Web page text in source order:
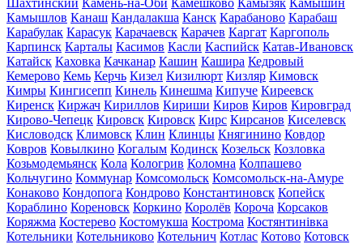
Шахтинский Камень-на-Оби Камешково Камызяк Камышин
Камышлов Канаш Кандалакша Канск Карабаново Карабаш
Карабулак Карасук Карачаевск Карачев Каргат Каргополь
Карпинск Карталы Касимов Касли Каспийск Катав-Ивановск
Катайск Каховка Качканар Кашин Кашира Кедровый
Кемерово Кемь Керчь Кизел Кизилюрт Кизляр Кимовск
Кимры Кингисепп Кинель Кинешма Кипуче Киреевск
Киренск Киржач Кириллов Кириши Киров Киров Кировград
Кирово-Чепецк Кировск Кировск Кирс Кирсанов Киселевск
Кисловодск Климовск Клин Клинцы Княгинино Ковдор
Ковров Ковылкино Когалым Кодинск Козельск Козловка
Козьмодемьянск Кола Кологрив Коломна Колпашево
Кольчугино Коммунар Комсомольск Комсомольск-на-Амуре
Конаково Кондопога Кондрово Константиновск Копейск
Кораблино Кореновск Коркино Королёв Короча Корсаков
Коряжма Костерево Костомукша Кострома Костянтинівка
Котельники Котельниково Котельнич Котлас Котово Котовск